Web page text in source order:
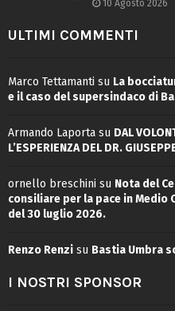
10 Agosto 2026
ULTIMI COMMENTI
Marco Tettamanti su La
e il caso del supersindaco di
Armando Laporta su DAL
L’ESPERIENZA DEL DR.
ornello breschini su Nota del
consiliare per la pace in
del 30 luglio 2026.
Renzo Renzi su Bastia Umbra
I NOSTRI SPONSOR